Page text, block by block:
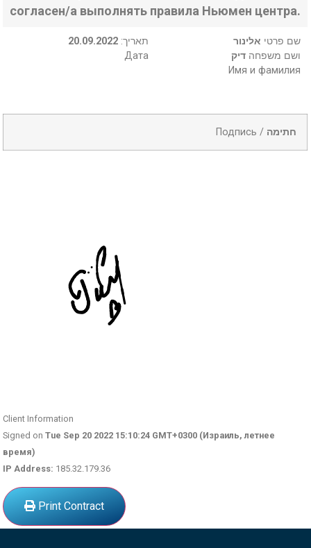
согласен/а выполнять правила Ньюмен центра.
20.09.2022 :תאריך
Дата
שם פרטי אלינור
ושם משפחה דיק
Имя и фамилия
Подпись / חתימה
Client Information
Signed onTue Sep 20 2022 15:10:24 GMT+0300 (Израиль, летнее
время)
IP Address: 185.32.179.36
Print Contract